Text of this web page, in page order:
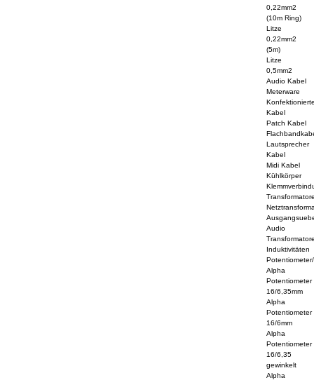
0,22mm2
(10m Ring)
Litze
0,22mm2
(5m)
Litze
0,5mm2
Audio Kabel
Meterware
Kabel
Patch Kabel
Lautsprecher
Kabel
Midi Kabel
Kühlkörper
Audio
Induktivitäten
Alpha
Potentiometer
16/6,35mm
Alpha
Potentiometer
16/6mm
Alpha
Potentiometer
16/6,35
gewinkelt
Alpha